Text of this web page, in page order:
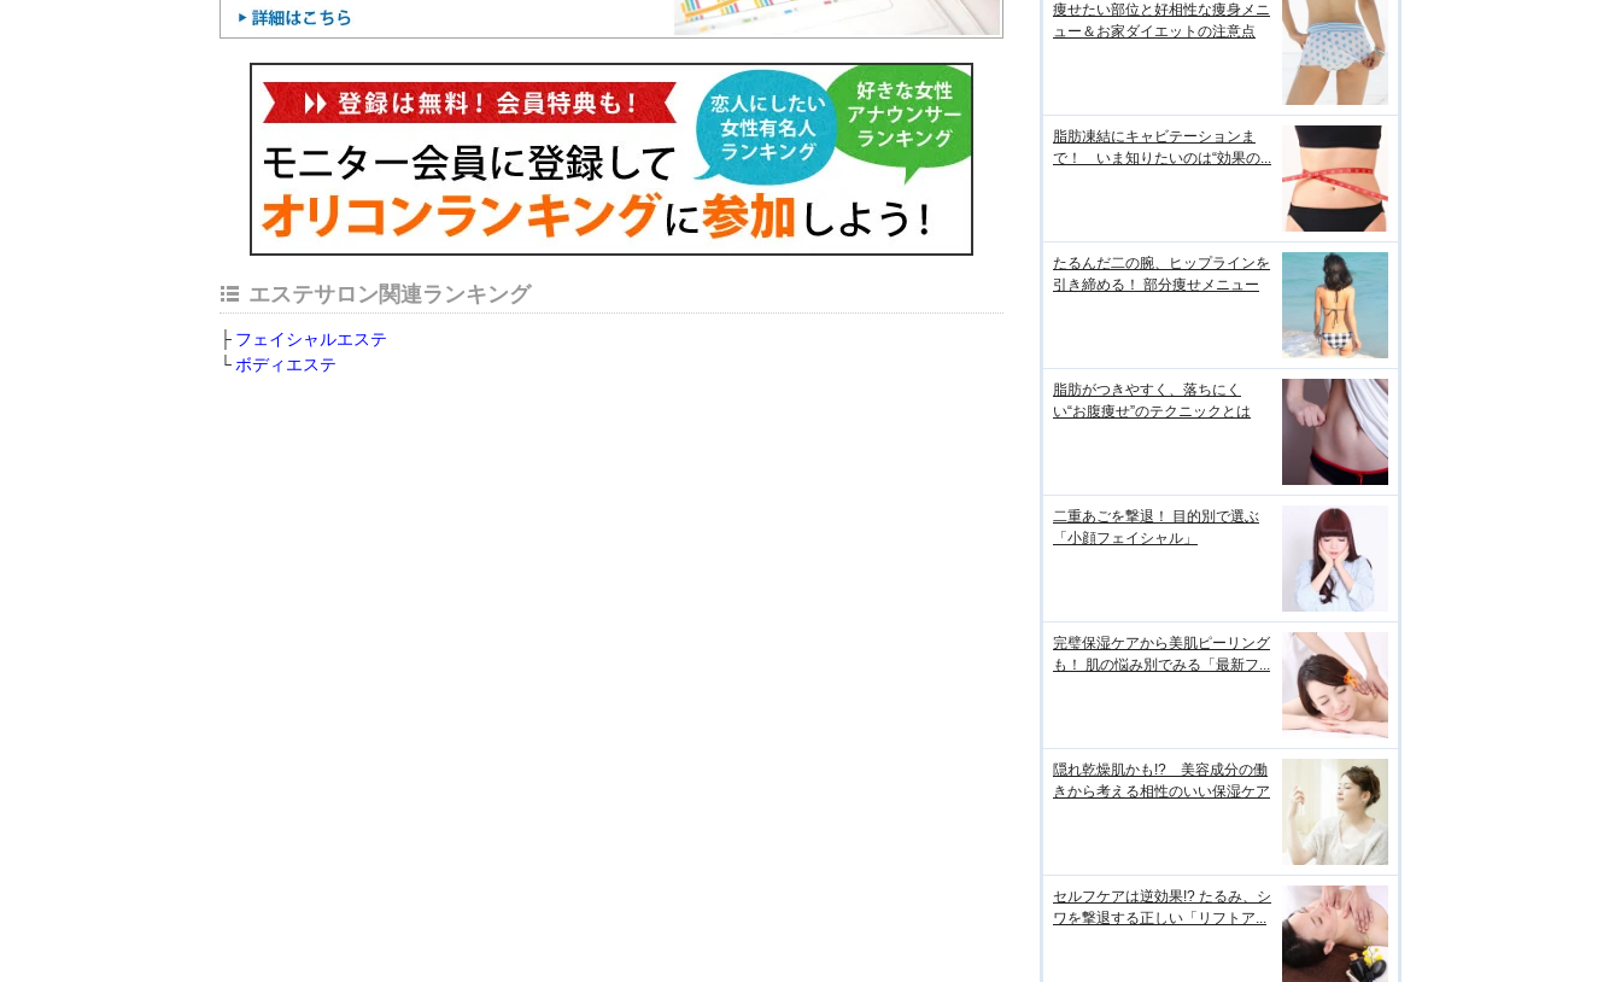
エステサロン関連ランキング
フェイシャルエステ
ボディエステ
痩せたい部位と好相性な痩身メニ
ュー＆お家ダイエットの注意点
脂肪凍結にキャビテーションま
で！ いま知りたいのは“効果の...
たるんだ二の腕、ヒップラインを
引き締める！ 部分痩せメニュー
脂肪がつきやすく、落ちにく
い“お腹痩せ”のテクニックとは
二重あごを撃退！ 目的別で選ぶ
「小顔フェイシャル」
完璧保湿ケアから美肌ピーリング
も！ 肌の悩み別でみる「最新フ...
隠れ乾燥肌かも!? 美容成分の働
きから考える相性のいい保湿ケア
セルフケアは逆効果!? たるみ、シ
ワを撃退する正しい「リフトア...